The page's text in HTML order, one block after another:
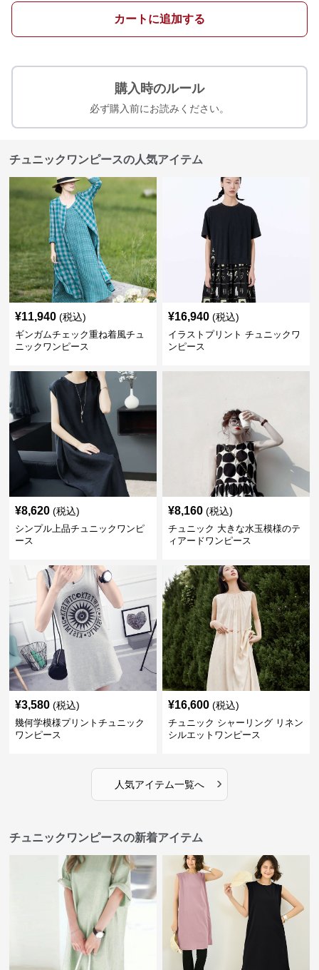
カートに追加する
購入時のルール
必ず購入前にお読みください。
チュニックワンピースの人気アイテム
¥11,940 (税込)
ギンガムチェック重ね着風チュ
ニックワンピース
¥16,940 (税込)
イラストプリント チュニックワ
ンピース
¥8,620 (税込)
シンプル上品チュニックワンピ
ース
¥8,160 (税込)
チュニック 大きな水玉模様のテ
ィアードワンピース
¥3,580 (税込)
幾何学模様プリントチュニック
ワンピース
¥16,600 (税込)
チュニック シャーリング リネン
シルエットワンピース
人気アイテム一覧へ ›
チュニックワンピースの新着アイテム